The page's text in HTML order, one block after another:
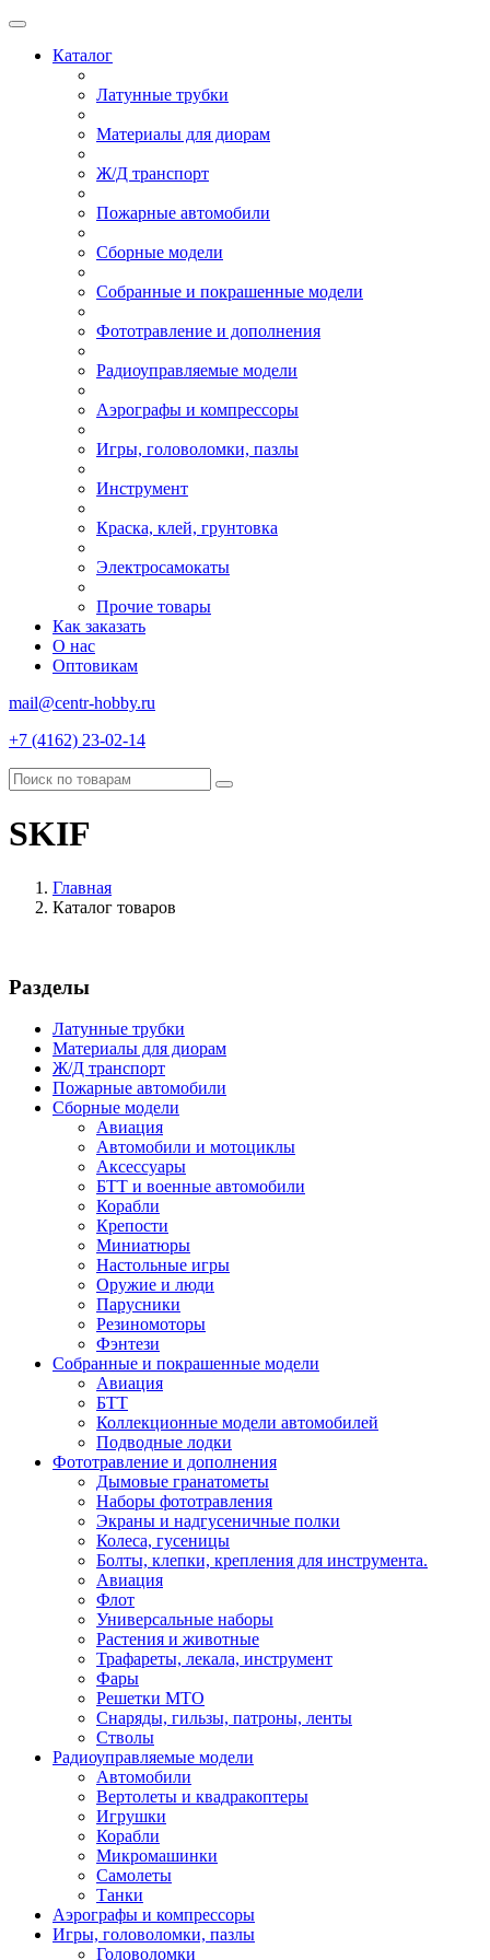
Каталог
Латунные трубки
Материалы для диорам
Ж/Д транспорт
Пожарные автомобили
Сборные модели
Собранные и покрашенные модели
Фототравление и дополнения
Радиоуправляемые модели
Аэрографы и компрессоры
Игры, головоломки, пазлы
Инструмент
Краска, клей, грунтовка
Электросамокаты
Прочие товары
Как заказать
О нас
Оптовикам
mail@centr-hobby.ru
+7 (4162) 23-02-14
SKIF
Главная
Каталог товаров
Разделы
Латунные трубки
Материалы для диорам
Ж/Д транспорт
Пожарные автомобили
Сборные модели
Авиация
Автомобили и мотоциклы
Аксессуары
БТТ и военные автомобили
Корабли
Крепости
Миниатюры
Настольные игры
Оружие и люди
Парусники
Резиномоторы
Фэнтези
Собранные и покрашенные модели
Авиация
БТТ
Коллекционные модели автомобилей
Подводные лодки
Фототравление и дополнения
Дымовые гранатометы
Наборы фототравления
Экраны и надгусеничные полки
Колеса, гусеницы
Болты, клепки, крепления для инструмента.
Авиация
Флот
Универсальные наборы
Растения и животные
Трафареты, лекала, инструмент
Фары
Решетки МТО
Снаряды, гильзы, патроны, ленты
Стволы
Радиоуправляемые модели
Автомобили
Вертолеты и квадракоптеры
Игрушки
Корабли
Микромашинки
Самолеты
Танки
Аэрографы и компрессоры
Игры, головоломки, пазлы
Головоломки